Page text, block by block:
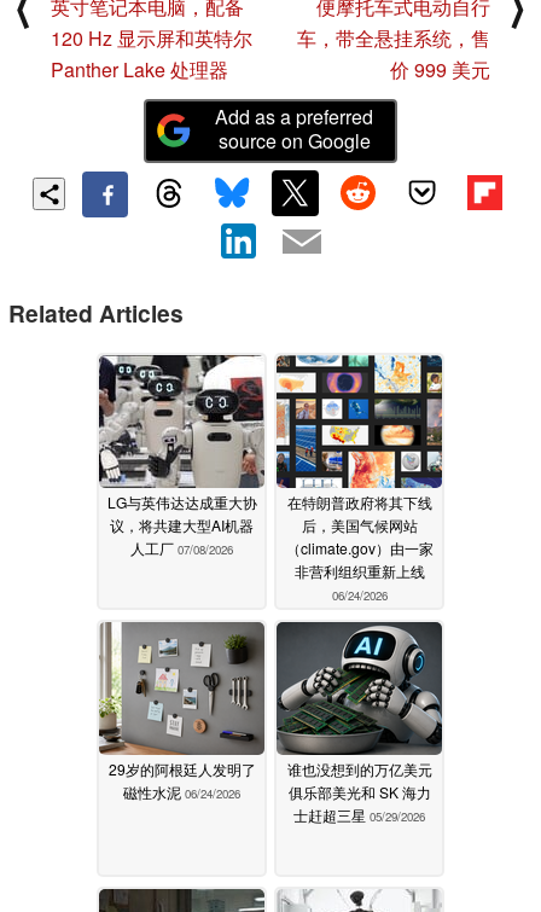
英寸笔记本电脑，配备
120 Hz 显示屏和英特尔
Panther Lake 处理器
便摩托车式电动自行
车，带全悬挂系统，售
价 999 美元
Add as a preferred
source on Google
Related Articles
LG与英伟达达成重大协
议，将共建大型AI机器
人工厂 07/08/2026
在特朗普政府将其下线
后，美国气候网站
（climate.gov）由一家
非营利组织重新上线
06/24/2026
29岁的阿根廷人发明了
磁性水泥 06/24/2026
谁也没想到的万亿美元
俱乐部美光和 SK 海力
士赶超三星 05/29/2026